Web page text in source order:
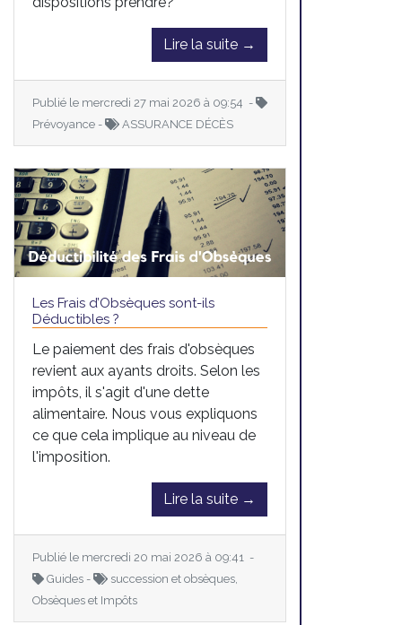
Lire la suite →
Publié le mercredi 27 mai 2026 à 09:54 -
Prévoyance -
ASSURANCE DÉCÈS
Les Frais d’Obsèques sont-ils
Déductibles ?
Le paiement des frais d'obsèques
revient aux ayants droits. Selon les
impôts, il s'agit d'une dette
alimentaire. Nous vous expliquons
ce que cela implique au niveau de
l'imposition.
Lire la suite →
Publié le mercredi 20 mai 2026 à 09:41 -
Guides -
succession et obsèques,
Obsèques et Impôts